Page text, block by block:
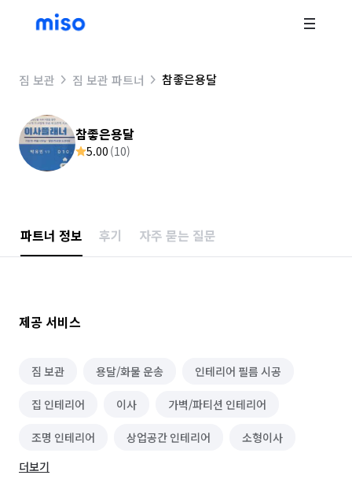
짐 보관 짐 보관 파트너 참좋은용달
참좋은용달
5.00 (10)
파트너 정보 후기 자주 묻는 질문
제공 서비스
짐 보관 용달/화물 운송 인테리어 필름 시공
집 인테리어 이사 가벽/파티션 인테리어
조명 인테리어 상업공간 인테리어
소형이사
더보기